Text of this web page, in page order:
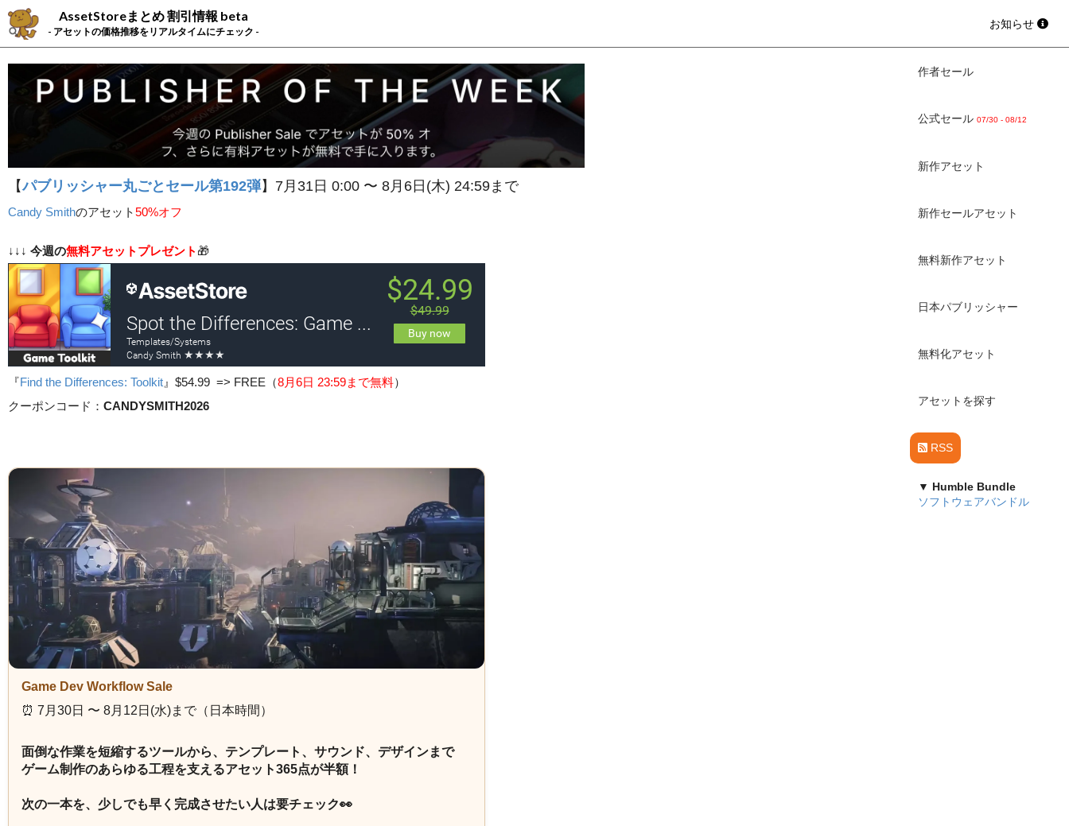
AssetStoreまとめ 割引情報 beta
- アセットの価格推移をリアルタイムにチェック -
お知らせ
【パブリッシャー丸ごとセール第192弾】7月31日 0:00 〜 8月6日(木) 24:59まで
Candy Smithのアセット50%オフ
↓↓↓ 今週の無料アセットプレゼント 🎁
『Find the Differences: Toolkit 』 $54.99 => FREE （8月6日 23:59まで無料）
クーポンコード： CANDYSMITH2026
Game Dev Workflow Sale
⏰️ 7月30日 〜 8月12日(水)まで（日本時間）
面倒な作業を短縮するツールから、テンプレート、サウンド、デザインまで
ゲーム制作のあらゆる工程を支えるアセット365点が半額！
次の一本を、少しでも早く完成させたい人は要チェック👀
作者セール
公式セール 07/30 - 08/12
新作アセット
新作セールアセット
無料新作アセット
日本パブリッシャー
無料化アセット
アセットを探す
RSS
▼ Humble Bundle
ソフトウェアバンドル